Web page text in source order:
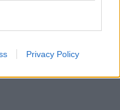
Privacy Policy